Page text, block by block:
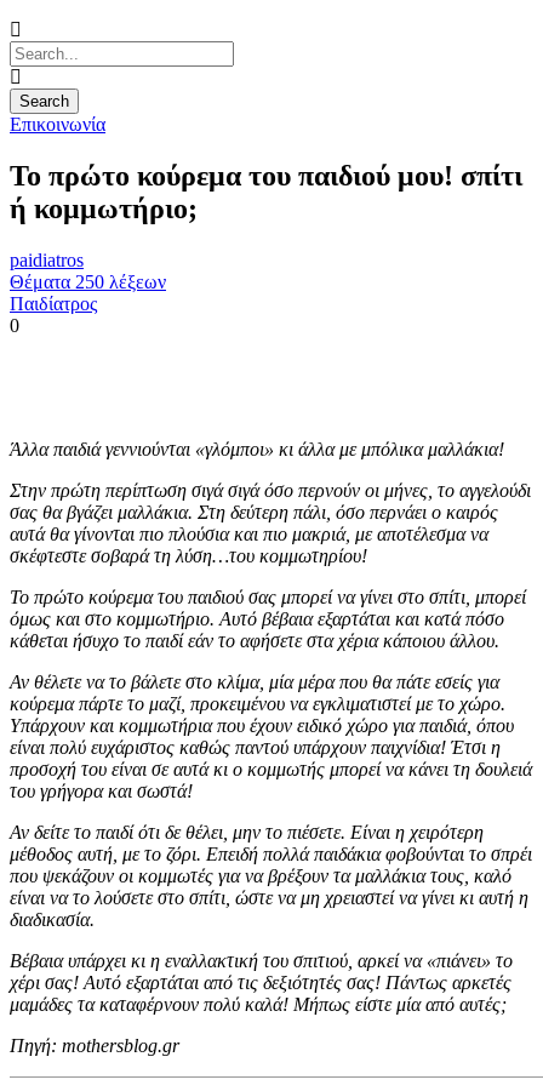
Επικοινωνία
Το πρώτο κούρεμα του παιδιού μου! σπίτι
ή κομμωτήριο;
paidiatros
Θέματα 250 λέξεων
Παιδίατρος
0
Άλλα παιδιά γεννιούνται «γλόμποι» κι άλλα με μπόλικα μαλλάκια!
Στην πρώτη περίπτωση σιγά σιγά όσο περνούν οι μήνες, το αγγελούδι
σας θα βγάζει μαλλάκια. Στη δεύτερη πάλι, όσο περνάει ο καιρός
αυτά θα γίνονται πιο πλούσια και πιο μακριά, με αποτέλεσμα να
σκέφτεστε σοβαρά τη λύση…του κομμωτηρίου!
Το πρώτο κούρεμα του παιδιού σας μπορεί να γίνει στο σπίτι, μπορεί
όμως και στο κομμωτήριο. Αυτό βέβαια εξαρτάται και κατά πόσο
κάθεται ήσυχο το παιδί εάν το αφήσετε στα χέρια κάποιου άλλου.
Αν θέλετε να το βάλετε στο κλίμα, μία μέρα που θα πάτε εσείς για
κούρεμα πάρτε το μαζί, προκειμένου να εγκλιματιστεί με το χώρο.
Υπάρχουν και κομμωτήρια που έχουν ειδικό χώρο για παιδιά, όπου
είναι πολύ ευχάριστος καθώς παντού υπάρχουν παιχνίδια! Έτσι η
προσοχή του είναι σε αυτά κι ο κομμωτής μπορεί να κάνει τη δουλειά
του γρήγορα και σωστά!
Αν δείτε το παιδί ότι δε θέλει, μην το πιέσετε. Είναι η χειρότερη
μέθοδος αυτή, με το ζόρι. Επειδή πολλά παιδάκια φοβούνται το σπρέι
που ψεκάζουν οι κομμωτές για να βρέξουν τα μαλλάκια τους, καλό
είναι να το λούσετε στο σπίτι, ώστε να μη χρειαστεί να γίνει κι αυτή η
διαδικασία.
Βέβαια υπάρχει κι η εναλλακτική του σπιτιού, αρκεί να «πιάνει» το
χέρι σας! Αυτό εξαρτάται από τις δεξιότητές σας! Πάντως αρκετές
μαμάδες τα καταφέρνουν πολύ καλά! Μήπως είστε μία από αυτές;
Πηγή: mothersblog.gr